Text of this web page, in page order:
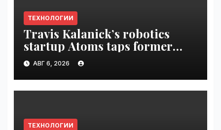
ТЕХНОЛОГИИ
Travis Kalanick’s robotics
startup Atoms taps former
Uber finance chief as CFO |
VseTime.ru
АВГ 6, 2026
ТЕХНОЛОГИИ